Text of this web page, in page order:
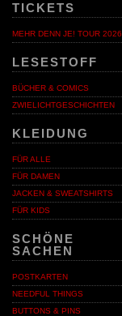
TICKETS
MEHR DENN JE! TOUR 2026
LESESTOFF
BÜCHER & COMICS
ZWIELICHTGESCHICHTEN
KLEIDUNG
FÜR ALLE
FÜR DAMEN
JACKEN & SWEATSHIRTS
FÜR KIDS
SCHÖNE
SACHEN
POSTKARTEN
NEEDFUL THINGS
BUTTONS & PINS